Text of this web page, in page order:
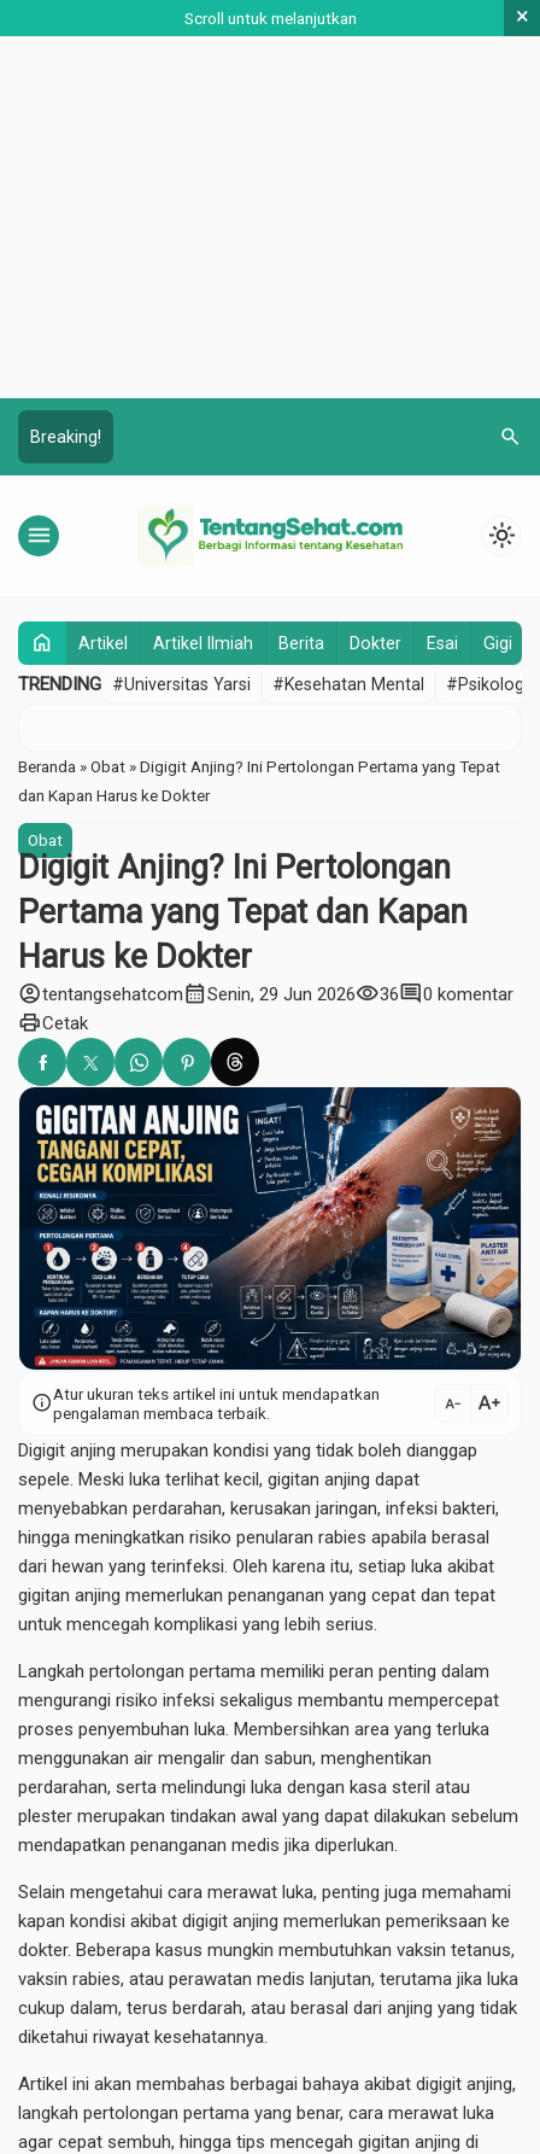
Scroll untuk melanjutkan ×
Breaking! search
menu light_mode
home Artikel Artikel Ilmiah Berita Dokter Esai Gigi
TRENDING #Universitas Yarsi #Kesehatan Mental #Psikologi
Beranda »Obat »Digigit Anjing? Ini Pertolongan Pertama yang Tepat
dan Kapan Harus ke Dokter
Obat
Digigit Anjing? Ini Pertolongan
Pertama yang Tepat dan Kapan
Harus ke Dokter
account_circletentangsehatcomcalendar_monthSenin, 29 Jun 2026visibility36comment0 komentar
printCetak
infoAtur ukuran teks artikel ini untuk mendapatkan
pengalaman membaca terbaik.
text_decrease text_increase
Digigit anjing merupakan kondisi yang tidak boleh dianggap
sepele. Meski luka terlihat kecil, gigitan anjing dapat
menyebabkan perdarahan, kerusakan jaringan, infeksi bakteri,
hingga meningkatkan risiko penularan rabies apabila berasal
dari hewan yang terinfeksi. Oleh karena itu, setiap luka akibat
gigitan anjing memerlukan penanganan yang cepat dan tepat
untuk mencegah komplikasi yang lebih serius.
Langkah pertolongan pertama memiliki peran penting dalam
mengurangi risiko infeksi sekaligus membantu mempercepat
proses penyembuhan luka. Membersihkan area yang terluka
menggunakan air mengalir dan sabun, menghentikan
perdarahan, serta melindungi luka dengan kasa steril atau
plester merupakan tindakan awal yang dapat dilakukan sebelum
mendapatkan penanganan medis jika diperlukan.
Selain mengetahui cara merawat luka, penting juga memahami
kapan kondisi akibat digigit anjing memerlukan pemeriksaan ke
dokter. Beberapa kasus mungkin membutuhkan vaksin tetanus,
vaksin rabies, atau perawatan medis lanjutan, terutama jika luka
cukup dalam, terus berdarah, atau berasal dari anjing yang tidak
diketahui riwayat kesehatannya.
Artikel ini akan membahas berbagai bahaya akibat digigit anjing,
langkah pertolongan pertama yang benar, cara merawat luka
agar cepat sembuh, hingga tips mencegah gigitan anjing di